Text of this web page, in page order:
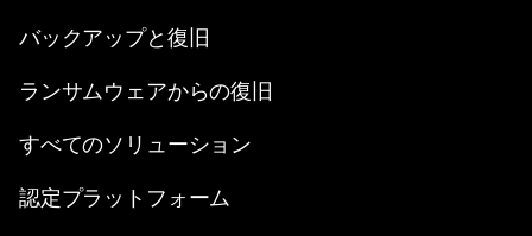
バックアップと復旧
ランサムウェアからの復旧
すべてのソリューション
認定プラットフォーム